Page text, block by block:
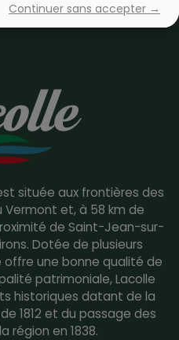
située aux frontières des
Vermont et, à 58 km de
de Saint-Jean-sur-
Dotée de plusieurs
offre une bonne qualité de
patrimoniale, Lacolle
historiques datant de la
1812 et du passage des
région en 1838.
Continuer sans accepter →